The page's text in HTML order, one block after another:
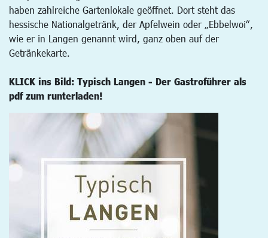
haben zahlreiche Gartenlokale geöffnet. Dort steht das
hessische Nationalgetränk, der Apfelwein oder „Ebbelwoi“,
wie er in Langen genannt wird, ganz oben auf der
Getränkekarte.
KLICK ins Bild: Typisch Langen - Der Gastroführer als
pdf zum runterladen!